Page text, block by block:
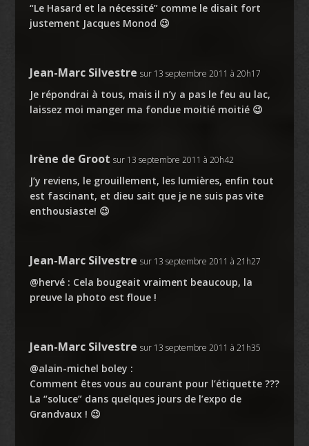
“Le Hasard et la nécessité” comme le disait fort
justement Jacques Monod 😉
Jean-Marc Silvestre sur 13 septembre 2011 à 20h17
Je répondrai à tous, mais il n’y a pas le feu au lac,
laissez moi manger ma fondue moitié moitié 😉
Irène de Groot sur 13 septembre 2011 à 20h42
J’y reviens, le grouillement, les lumières, enfin tout
est fascinant, et dieu sait que je ne suis pas vite
enthousiaste! 😉
Jean-Marc Silvestre sur 13 septembre 2011 à 21h27
@hervé : Cela bougeait vraiment beaucoup, la
preuve la photo est floue !
Jean-Marc Silvestre sur 13 septembre 2011 à 21h35
@alain-michel boley :
Comment êtes vous au courant pour l’étiquette ???
La “soluce” dans quelques jours de l’expo de
Grandvaux ! 😉